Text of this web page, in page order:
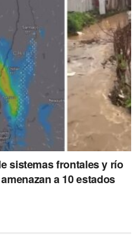
sistemas frontales y río
a 10 estados